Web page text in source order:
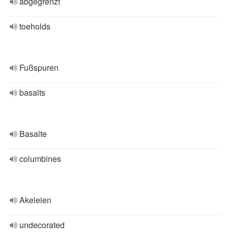
toeholds
Fußspuren
basalts
Basalte
columbines
Akeleien
undecorated